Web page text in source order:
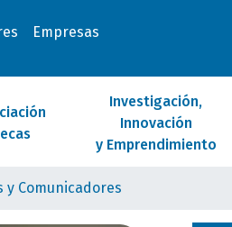
Empresas
Investigación,
Innovación
y Emprendimiento
y Comunicadores